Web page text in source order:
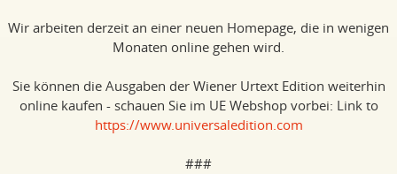
Wir arbeiten derzeit an einer neuen Homepage, die in wenigen
Monaten online gehen wird.
Sie können die Ausgaben der Wiener Urtext Edition weiterhin
online kaufen - schauen Sie im UE Webshop vorbei: Link to
https://www.universaledition.com
###